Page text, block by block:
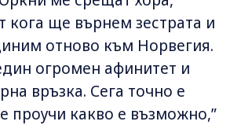
кога ще върнем зестрата и
отново към Норвегия.
огромен афинитет и
връзка. Сега точно е
проучи какво е възможно,”